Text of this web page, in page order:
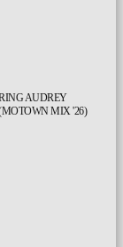
AUDREY
MIX '26)